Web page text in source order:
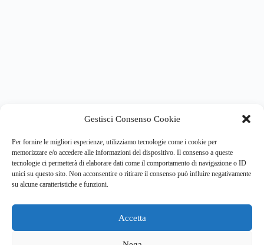
Gestisci Consenso Cookie
Per fornire le migliori esperienze, utilizziamo tecnologie come i cookie per
memorizzare e/o accedere alle informazioni del dispositivo. Il consenso a queste
tecnologie ci permetterà di elaborare dati come il comportamento di navigazione o ID
unici su questo sito. Non acconsentire o ritirare il consenso può influire negativamente
su alcune caratteristiche e funzioni.
Accetta
Copyright © 2026 Clouds&Training Srl